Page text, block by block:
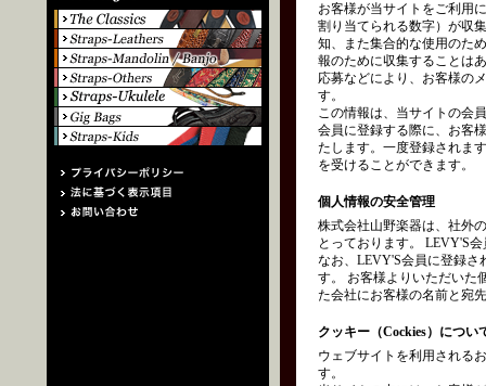
お客様が当サイトをご利用
割り当てられる数字）が収
知、また集合的な使用のた
報のために収集することは
応募などにより、お客様の
す。
この情報は、当サイトの会
会員に登録する際に、お客
たします。一度登録されま
を受けることができます。
個人情報の安全管理
株式会社山野楽器は、社外
とっております。 LEVY'S
なお、LEVY'S会員に登録さ
す。 お客様よりいただいた
た会社にお客様の名前と宛
クッキー（Cockies）につい
ウェブサイトを利用される
す。